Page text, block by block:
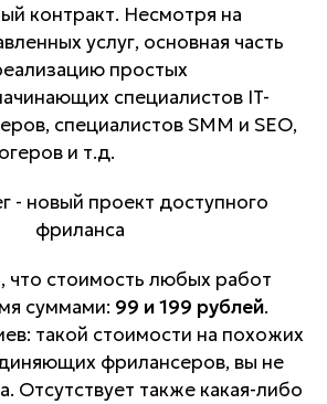
контракт. Несмотря на
услуг, основная часть
простых
специалистов IT-
специалистов SMM и SEO,
и т.д.
что стоимость любых работ
суммами: 99 и 199 рублей.
такой стоимости на похожих
фрилансеров, вы не
Отсутствует также какая-либо